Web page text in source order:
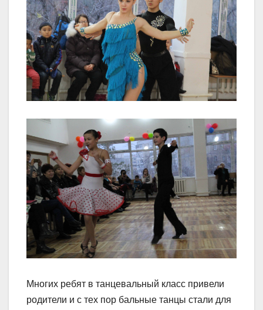
Многих ребят в танцевальный класс привели
родители и с тех пор бальные танцы стали для